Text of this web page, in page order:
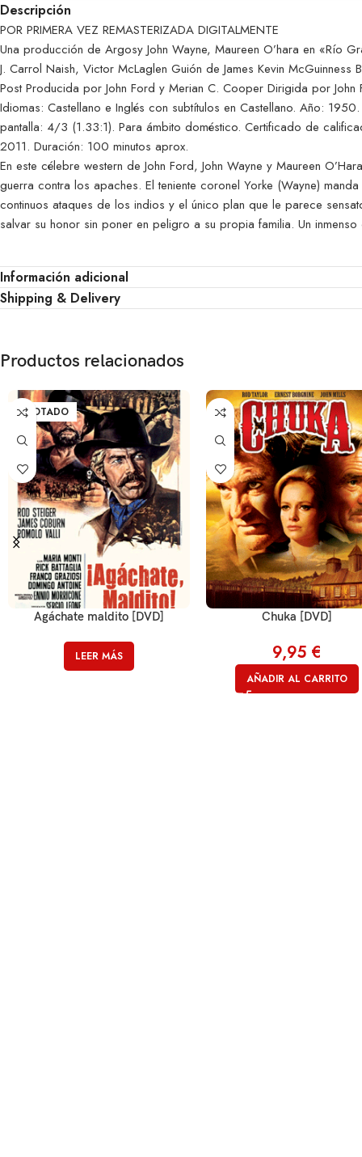
Descripción
POR PRIMERA VEZ REMASTERIZADA DIGITALMENTE
Una producción de Argosy John Wayne, Maureen O’hara en «Río
J. Carrol Naish, Victor McLaglen Guión de James Kevin
Post Producida por John Ford y Merian C. Cooper Dirigida por
Idiomas: Castellano e Inglés con subtítulos en Castellano. Año:
pantalla: 4/3 (1.33:1). Para ámbito doméstico. Certificado de
2011. Duración: 100 minutos aprox.
En este célebre western de John Ford, John Wayne y Maureen
guerra contra los apaches. El teniente coronel Yorke (Wayne)
continuos ataques de los indios y el único plan que le parece
salvar su honor sin poner en peligro a su propia familia. Un
Información adicional
Shipping & Delivery
Productos relacionados
AGOTADO
Agáchate maldito [DVD]
LEER MÁS
Chuka [DVD]
9,95 €
AÑADIR AL CARRITO